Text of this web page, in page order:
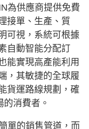
為供應商提供免費
接單、生產、質
可視，系統可根據
自動智能分配訂
能實現高產能利用
，其敏捷的全球履
貨運路線規劃，確
消費者。
單的銷售管道，而